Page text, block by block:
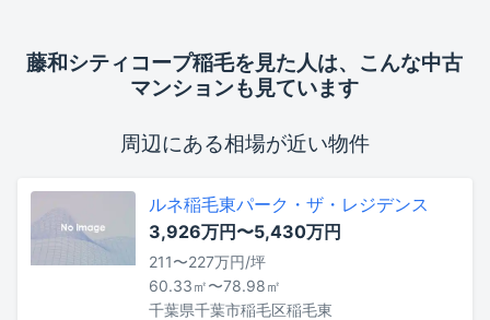
藤和シティコープ稲毛を見た人は、こんな中古
マンションも見ています
周辺にある相場が近い物件
ルネ稲毛東パーク・ザ・レジデンス
3,926万円〜5,430万円
211〜227万円/坪
60.33㎡〜78.98㎡
千葉県千葉市稲毛区稲毛東